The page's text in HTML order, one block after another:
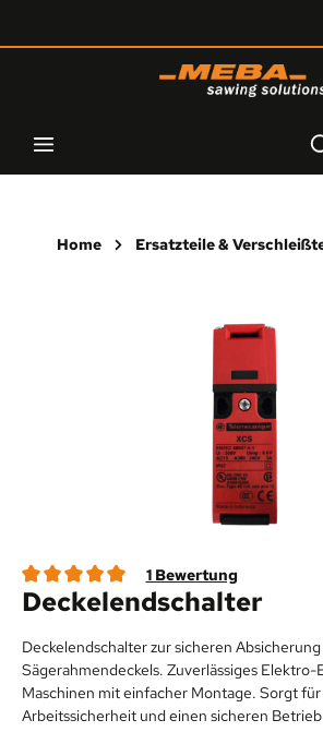
Home Ersatzteile &
Durchschnittliche Bewertung von 5 von 5
1 Bewertung
Deckelendschalter
Deckelendschalter zur sicheren
Sägerahmendeckels. Zuverlässiges Elektro-
Maschinen mit einfacher Montage. Sorgt
Arbeitssicherheit und einen sicheren